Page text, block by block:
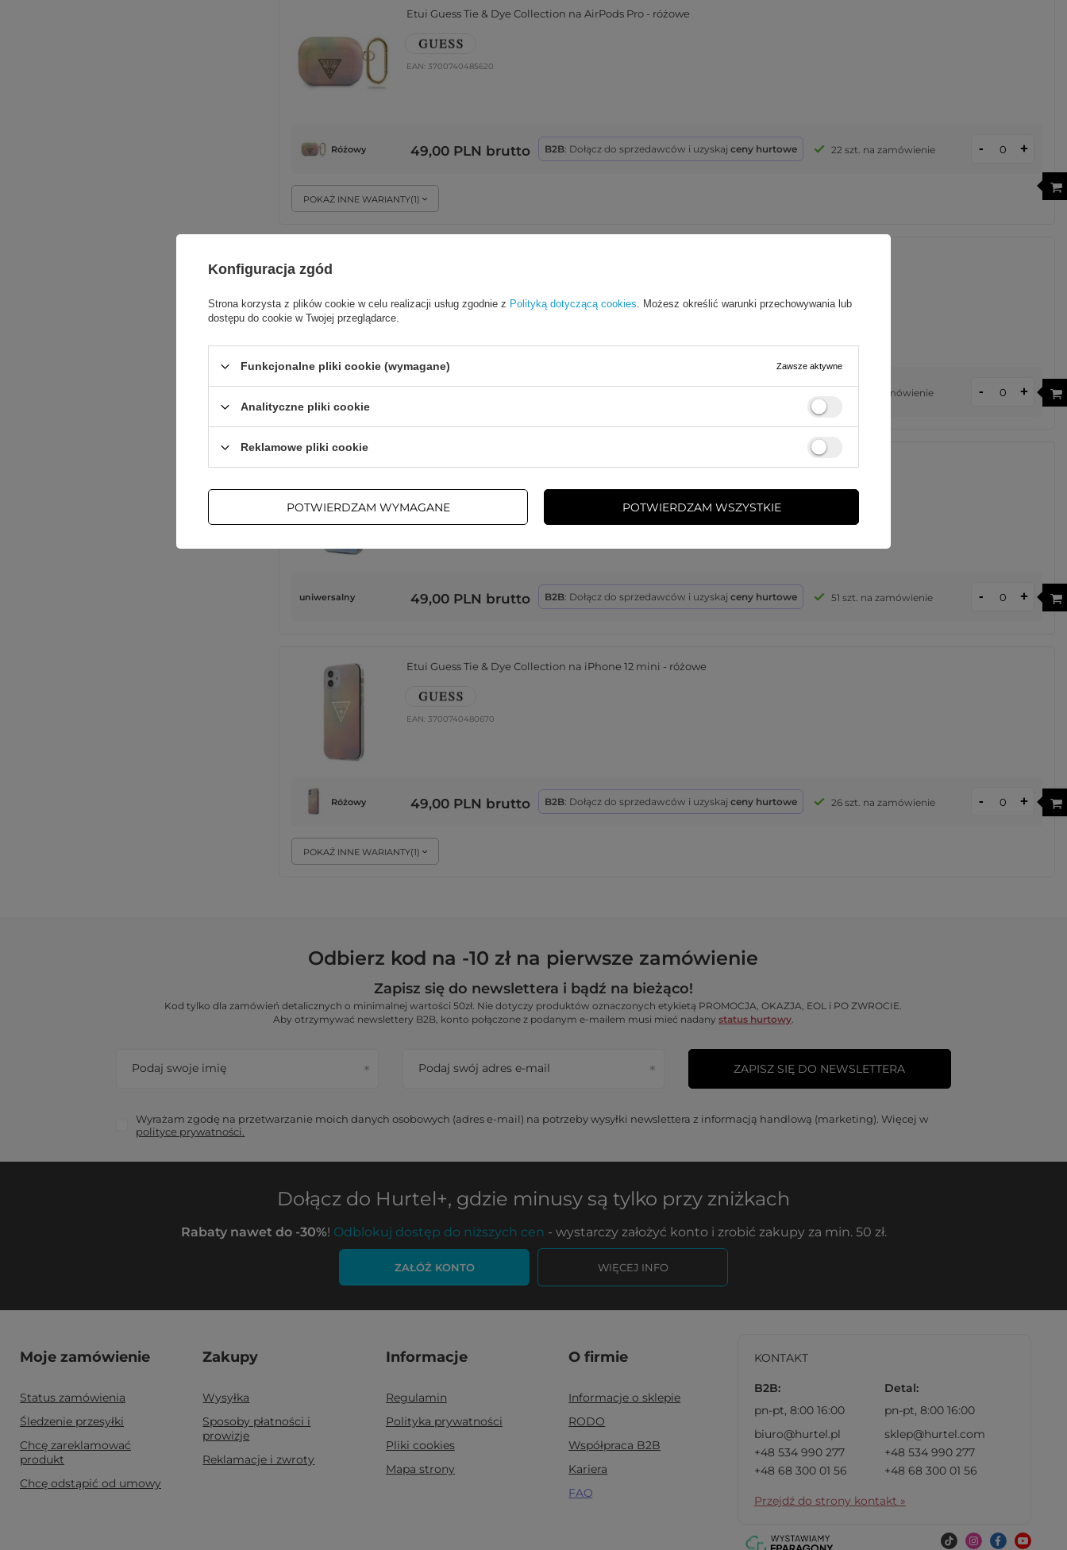
Etui Guess Tie & Dye Collection na AirPods Pro - różowe
EAN: 3700740485620
POKAŻ INNE WARIANTY(1)
Różowy 49,00 PLN brutto B2B: Dołącz do sprzedawców i uzyskaj ceny hurtowe 22 szt. na zamówienie - +
EAN:3700740485552
10 szt. na zamówienie - +
EAN: 3700740480601
uniwersalny 49,00 PLN brutto B2B: Dołącz do sprzedawców i uzyskaj ceny hurtowe 51 szt. na zamówienie - +
Etui Guess Tie & Dye Collection na iPhone 12 mini - różowe
EAN: 3700740480670
POKAŻ INNE WARIANTY(1)
Różowy 49,00 PLN brutto B2B: Dołącz do sprzedawców i uzyskaj ceny hurtowe 26 szt. na zamówienie - +
Odbierz kod na -10 zł na pierwsze zamówienie
Zapisz się do newslettera i bądź na bieżąco!
Kod tylko dla zamówień detalicznych o minimalnej wartości 50zł. Nie dotyczy produktów oznaczonych etykietą PROMOCJA, OKAZJA, EOL i PO ZWROCIE.
Aby otrzymywać newslettery B2B, konto połączone z podanym e-mailem musi mieć nadany status hurtowy.
Podaj swoje imię Podaj swój adres e-mail
Wyrażam zgodę na przetwarzanie moich danych osobowych (adres e-mail) na potrzeby wysyłki newslettera z informacją handlową (marketing). Więcej w
polityce prywatności.
ZAPISZ SIĘ DO NEWSLETTERA
Dołącz do Hurtel+, gdzie minusy są tylko przy zniżkach
Rabaty nawet do -30%! Odblokuj dostęp do niższych cen - wystarczy założyć konto i zrobić zakupy za min. 50 zł.
ZAŁÓŻ KONTO WIĘCEJ INFO
Moje zamówienie
Status zamówienia
Śledzenie przesyłki
Chcę zareklamować
produkt
Chcę odstąpić od umowy
Zakupy
Wysyłka
Sposoby płatności i
prowizje
Reklamacje i zwroty
Informacje
Regulamin
Polityka prywatności
Pliki cookies
Mapa strony
O firmie
Informacje o sklepie
RODO
Współpraca B2B
Kariera
FAQ
KONTAKT
B2B:
pn-pt, 8:00 16:00
biuro@hurtel.pl
+48 534 990 277
+48 68 300 01 56
Detal:
pn-pt, 8:00 16:00
sklep@hurtel.com
+48 534 990 277
+48 68 300 01 56
Przejdź do strony kontakt »
Konfiguracja zgód
Strona korzysta z plików cookie w celu realizacji usług zgodnie z Polityką dotyczącą cookies. Możesz określić warunki przechowywania lub
dostępu do cookie w Twojej przeglądarce.
Funkcjonalne pliki cookie (wymagane) Zawsze aktywne
Analityczne pliki cookie
Reklamowe pliki cookie
POTWIERDZAM WYMAGANE POTWIERDZAM WSZYSTKIE